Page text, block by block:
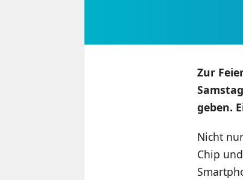
Zur
geben.
Nicht nur
Chip